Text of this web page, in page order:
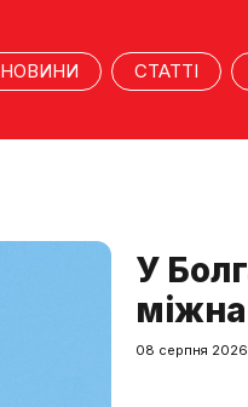
НОВИНИ СТАТТІ
У
08 серпня